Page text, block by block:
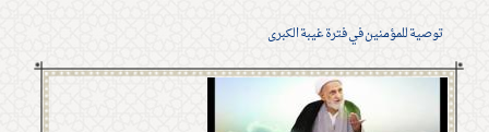
توصية للمؤمنين في فترة غيبة الكبرى